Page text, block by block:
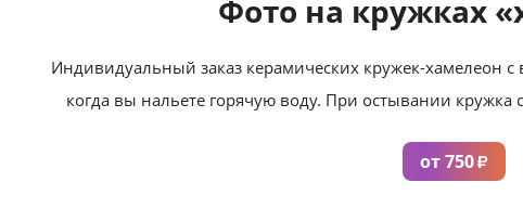
Фото на кружках
Индивидуальный заказ керамических кружек-хамелеон
когда вы нальете горячую воду. При остывании кружка
от 750₽